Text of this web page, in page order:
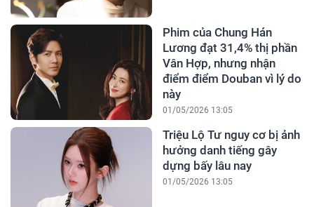
Phim của Chung Hán
Lương đạt 31,4% thị phần
Vân Hợp, nhưng nhận
điểm điểm Douban vì lý do
này
01/05/2026 13:05
Triệu Lộ Tư nguy cơ bị ảnh
hưởng danh tiếng gây
dựng bấy lâu nay
01/05/2026 13:05